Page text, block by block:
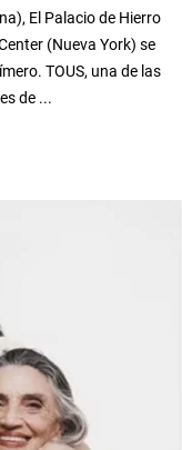
El Palacio de Hierro
(Nueva York) se
TOUS, una de las
de ...